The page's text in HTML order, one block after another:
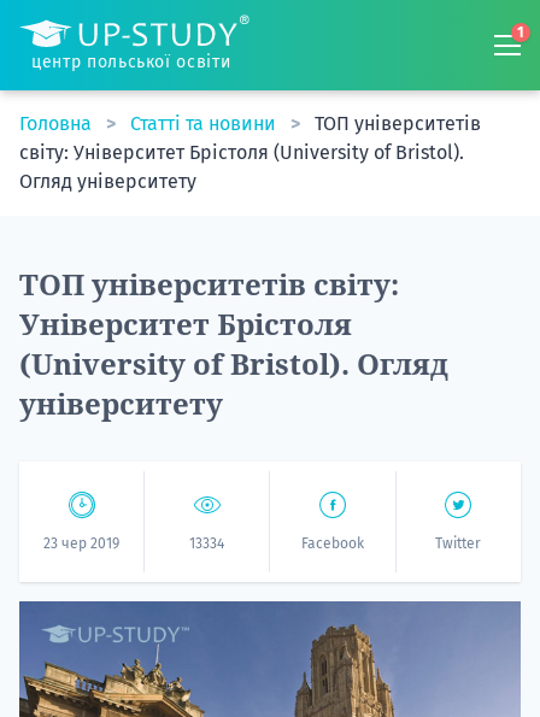
центр польської освіти
1
Головна Статті та новини
ТОП університетів
світу: Університет Брістоля (University of Bristol).
Огляд університету
ТОП університетів світу:
Університет Брістоля
(University of Bristol). Огляд
університету
23 чер 2019 13334 Facebook Twitter